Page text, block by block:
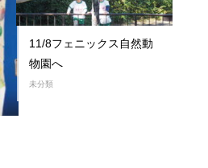
11/8フェニックス自然動
物園へ
未分類